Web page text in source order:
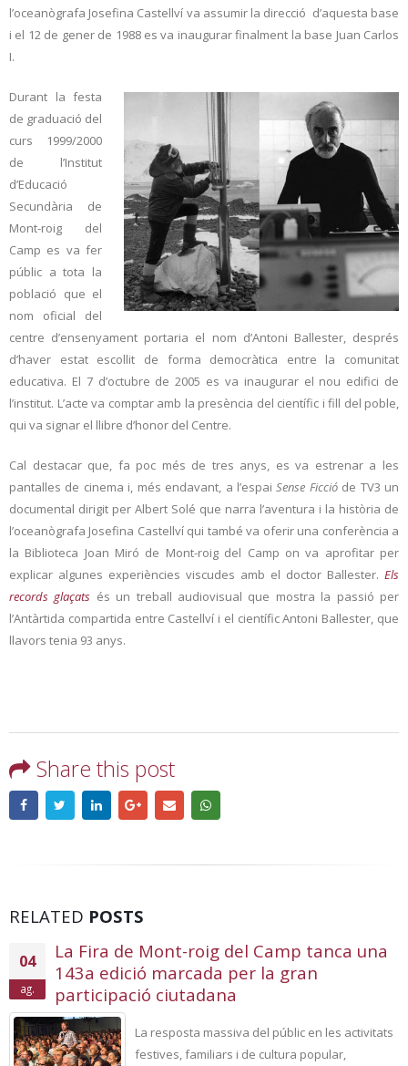
l’oceanògrafa Josefina Castellví va assumir la direcció d’aquesta base
i el 12 de gener de 1988 es va inaugurar finalment la base Juan Carlos
I.
Durant la festa
de graduació del
curs 1999/2000
de l’Institut
d’Educació
Secundària de
Mont-roig del
Camp es va fer
públic a tota la
població que el
nom oficial del
centre d’ensenyament portaria el nom d’Antoni Ballester, després
d’haver estat escollit de forma democràtica entre la comunitat
educativa. El 7 d’octubre de 2005 es va inaugurar el nou edifici de
l’institut. L’acte va comptar amb la presència del científic i fill del poble,
qui va signar el llibre d’honor del Centre.
Cal destacar que, fa poc més de tres anys, es va estrenar a les
pantalles de cinema i, més endavant, a l’espaiSense Ficcióde TV3 un
documental dirigit per Albert Solé que narra l’aventura i la història de
l’oceanògrafa Josefina Castellví qui també va oferir una conferència a
la Biblioteca Joan Miró de Mont-roig del Camp on va aprofitar per
explicar algunes experiències viscudes amb el doctor Ballester. Els
records glaçats és un treball audiovisual que mostra la passió per
l’Antàrtida compartida entre Castellví i el científic Antoni Ballester, que
llavors tenia 93 anys.
Share this post
RELATED POSTS
04
ag.
La Fira de Mont-roig del Camp tanca una
143a edició marcada per la gran
participació ciutadana
La resposta massiva del públic en les activitats
festives, familiars i de cultura popular,